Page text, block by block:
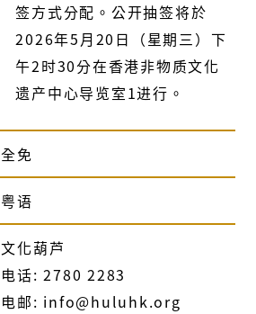
签方式分配。公开抽签将於
2026年5月20日（星期三）下
午2时30分在香港非物质文化
遗产中心导览室1进行。
全免
粤语
文化葫芦
电话: 2780 2283
电邮: info@huluhk.org